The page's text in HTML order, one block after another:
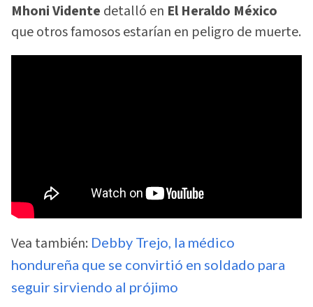
Mhoni Vidente detalló en El Heraldo México
que otros famosos estarían en peligro de muerte.
Vea también: Debby Trejo, la médico
hondureña que se convirtió en soldado para
seguir sirviendo al prójimo